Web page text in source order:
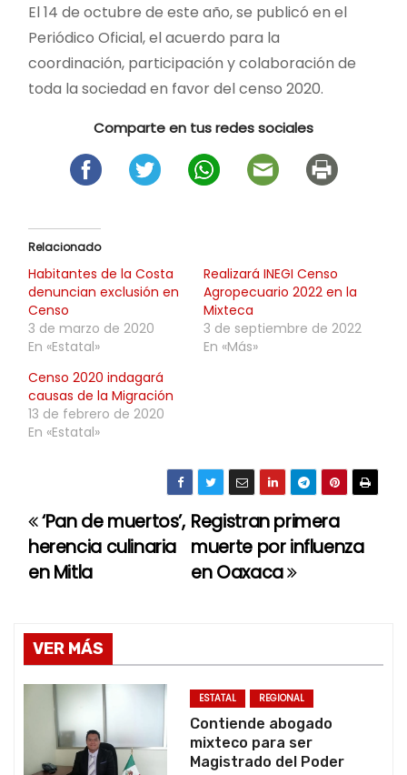
El 14 de octubre de este año, se publicó en el
Periódico Oficial, el acuerdo para la
coordinación, participación y colaboración de
toda la sociedad en favor del censo 2020.
Comparte en tus redes sociales
Relacionado
Habitantes de la Costa
denuncian exclusión en
Censo
3 de marzo de 2020
En «Estatal»
Realizará INEGI Censo
Agropecuario 2022 en la
Mixteca
3 de septiembre de 2022
En «Más»
Censo 2020 indagará
causas de la Migración
13 de febrero de 2020
En «Estatal»
N
a
e
g
c
Registran primera
muerte por influenza
en Oaxaca
‘Pan de muertos’,
herencia culinaria
en Mitla
VER MÁS
ESTATAL REGIONAL
Contiende abogado
mixteco para ser
Magistrado del Poder